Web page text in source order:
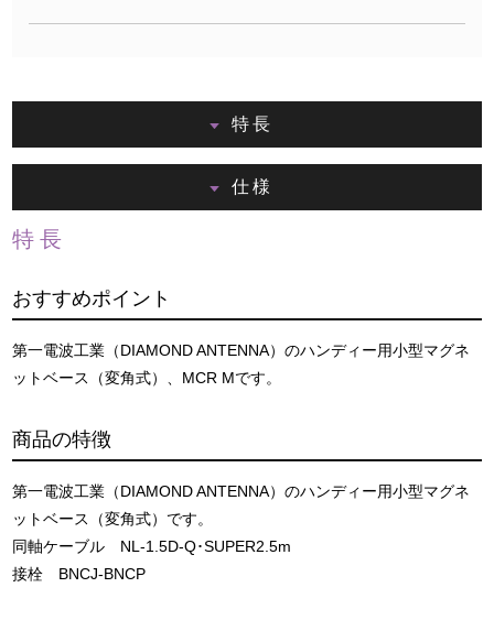
特長
仕様
特長
おすすめポイント
第一電波工業（DIAMOND ANTENNA）のハンディー用小型マグネ
ットベース（変角式）、MCR Mです。
商品の特徴
第一電波工業（DIAMOND ANTENNA）のハンディー用小型マグネ
ットベース（変角式）です。
同軸ケーブル NL-1.5D-Q･SUPER2.5m
接栓 BNCJ-BNCP